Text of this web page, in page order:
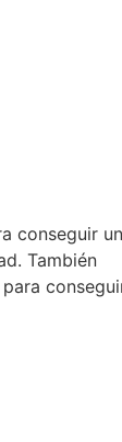
conseguir
También